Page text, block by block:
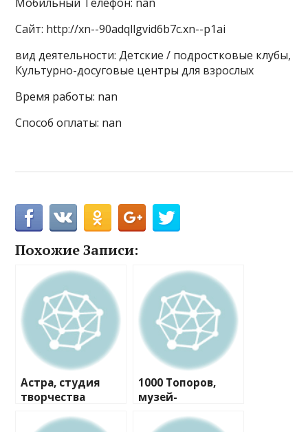
Сайт: http://xn--90adqllgvid6b7c.xn--p1ai
вид деятельности: Детские / подростковые клубы,
Культурно-досуговые центры для взрослых
Время работы: nan
Способ оплаты: nan
Похожие Записи:
Астра, студия
творчества
1000 Топоров,
музей-